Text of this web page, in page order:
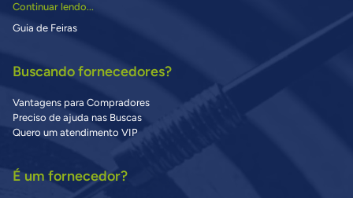
Continuar lendo...
Guia de Feiras
Buscando fornecedores?
Vantagens para Compradores
Preciso de ajuda nas Buscas
Quero um atendimento VIP
É um fornecedor?